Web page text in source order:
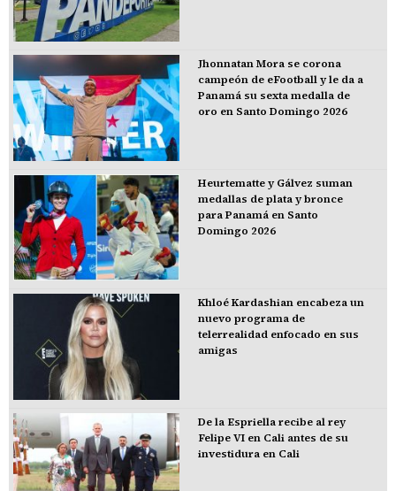
Jhonnatan Mora se corona
campeón de eFootball y le da a
Panamá su sexta medalla de
oro en Santo Domingo 2026
Heurtematte y Gálvez suman
medallas de plata y bronce
para Panamá en Santo
Domingo 2026
Khloé Kardashian encabeza un
nuevo programa de
telerrealidad enfocado en sus
amigas
De la Espriella recibe al rey
Felipe VI en Cali antes de su
investidura en Cali